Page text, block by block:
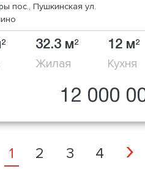
пос., Пушкинская ул.
2 32.3 м2
Жилая
12 м2
Кухня
12 000
1 2 3 4 ›